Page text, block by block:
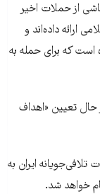
از حملات اخیر
ارائه داده‌اند و
است که برای حمله به
حال تعیین «اهداف
ایران به
خواهد شد.